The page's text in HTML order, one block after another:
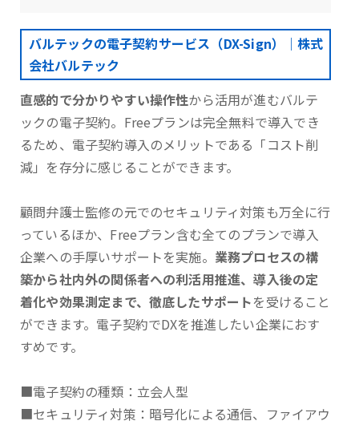
バルテックの電子契約サービス（DX-Sign）｜株式
会社バルテック
直感的で分かりやすい操作性から活用が進むバルテ
ックの電子契約。Freeプランは完全無料で導入でき
るため、電子契約導入のメリットである「コスト削
減」を存分に感じることができます。
顧問弁護士監修の元でのセキュリティ対策も万全に行
っているほか、Freeプラン含む全てのプランで導入
企業への手厚いサポートを実施。 業務プロセスの構
築から社内外の関係者への利活用推進、導入後の定
着化や効果測定まで、徹底したサポートを受けること
ができます。電子契約でDXを推進したい企業におす
すめです。
■電子契約の種類：立会人型
■セキュリティ対策：暗号化による通信、ファイアウ